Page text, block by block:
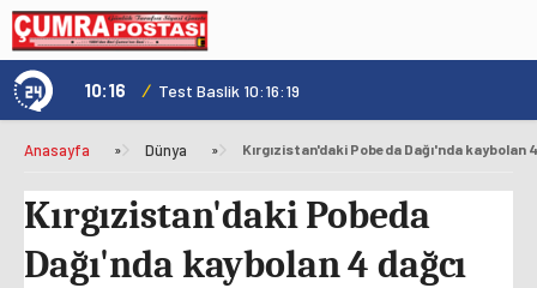
10:16 / Test Baslik 10:16:19
Anasayfa » Dünya »
Kırgızistan'daki Pobeda
Dağı'nda kaybolan 4 dağcı